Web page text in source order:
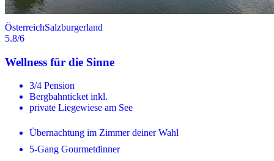
ÖsterreichSalzburgerland
5.8/6
Wellness für die Sinne
3/4 Pension
Bergbahnticket inkl.
private Liegewiese am See
Übernachtung im Zimmer deiner Wahl
5-Gang Gourmetdinner